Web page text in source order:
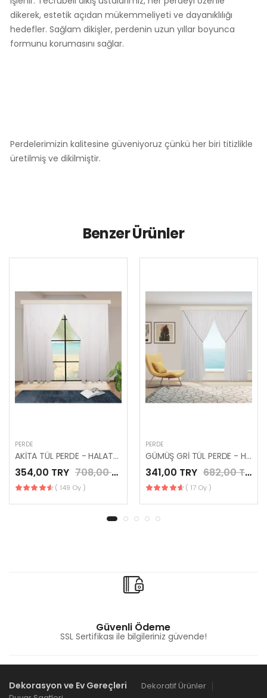
dikerek, estetik açıdan mükemmeliyeti ve dayanıklılığı
hedefler. Sağlam dikişler, perdenin uzun yıllar boyunca
formunu korumasını sağlar.
Perdelerimizin kalitesine güveniyoruz çünkü her biri titizlikle
üretilmiş ve dikilmiştir.
Benzer Ürünler
PERDE
AKİTA TÜL PERDE - HALATLI KRUVAZE PÜSKÜLLÜ TÜL PERDE
354,00 TRY 708,00 TRY
( 149 Oy )
PERDE
GÜMÜŞ GRİ TÜL PERDE - HALATLI KRUVAZE TÜL PERDE
341,00 TRY 682,00 TRY
( 17 Oy )
Güvenli Ödeme
SSL Sertifikası ile bilgileriniz güvende!
Dekorasyon ve Ev Gereçleri
Dekoratif Ürünler